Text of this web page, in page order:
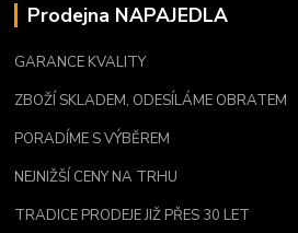
Prodejna NAPAJEDLA
GARANCE KVALITY
ZBOŽÍ SKLADEM, ODESÍLÁME OBRATEM
PORADÍME S VÝBĚREM
NEJNIŽŠÍ CENY NA TRHU
TRADICE PRODEJE JIŽ PŘES 30 LET